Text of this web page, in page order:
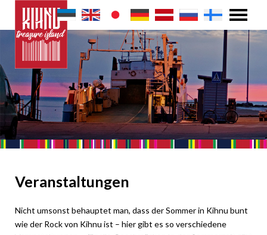
Veranstaltungen
Nicht umsonst behauptet man, dass der Sommer in Kihnu bunt
wie der Rock von Kihnu ist – hier gibt es so verschiedene